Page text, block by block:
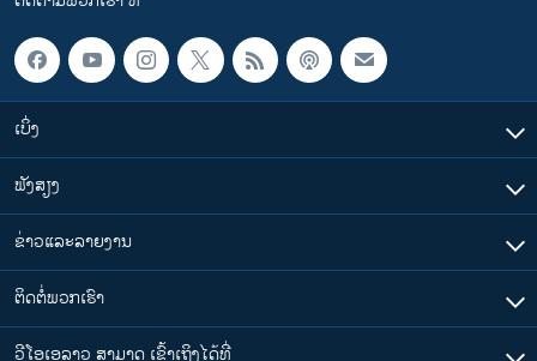
ເບິ່ງ
ຟັງສຽງ
ຂ່າວແລະລາຍງານ
ຕິດຕໍ່ພວກເຮົາ
ວີໂອເອລາວ ສາມາດ ເຂົ້າເຖິງໄດ້ທີ່